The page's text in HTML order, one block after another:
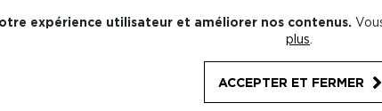
expérience utilisateur et améliorer nos contenus.
plus
ACCEPTER ET FERMER